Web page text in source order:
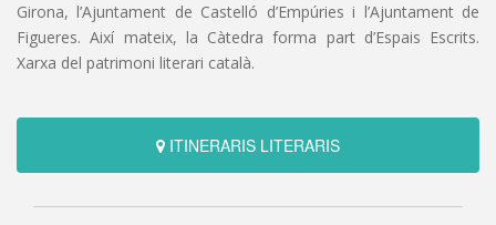
Girona, l’Ajuntament de Castelló d’Empúries i l’Ajuntament de
Figueres. Així mateix, la Càtedra forma part d’Espais Escrits.
Xarxa del patrimoni literari català.
ITINERARIS LITERARIS